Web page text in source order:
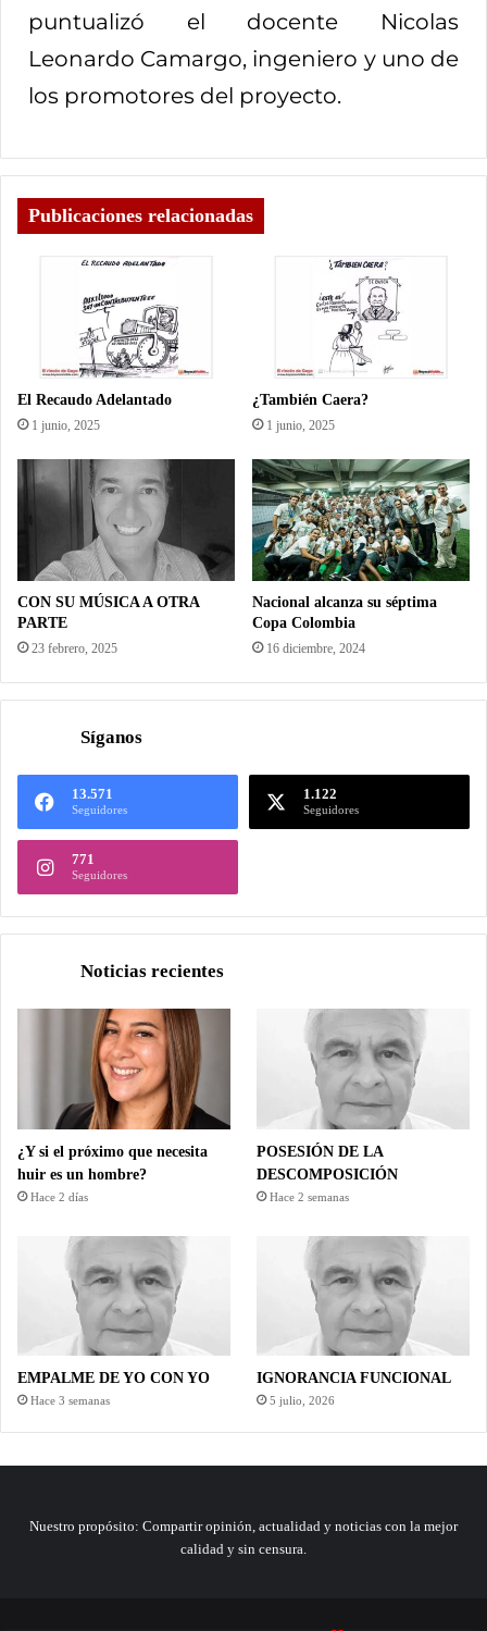
puntualizó el docente Nicolas
Leonardo Camargo, ingeniero y uno de
los promotores del proyecto.
Publicaciones relacionadas
El Recaudo Adelantado
1 junio, 2025
¿También Caera?
1 junio, 2025
CON SU MÚSICA A OTRA
PARTE
23 febrero, 2025
Nacional alcanza su séptima
Copa Colombia
16 diciembre, 2024
Síganos
13.571
Seguidores
1.122
Seguidores
771
Seguidores
Noticias recientes
¿Y si el próximo que necesita
huir es un hombre?
Hace 2 días
POSESIÓN DE LA
DESCOMPOSICIÓN
Hace 2 semanas
EMPALME DE YO CON YO
Hace 3 semanas
IGNORANCIA FUNCIONAL
5 julio, 2026
Nuestro propósito: Compartir opinión, actualidad y noticias con la mejor
calidad y sin censura.